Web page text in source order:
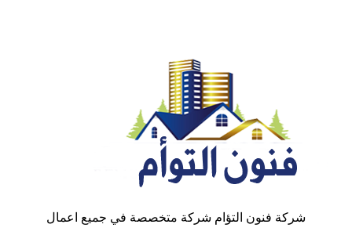
شركة فنون التؤام شركة متخصصة في جميع اعمال